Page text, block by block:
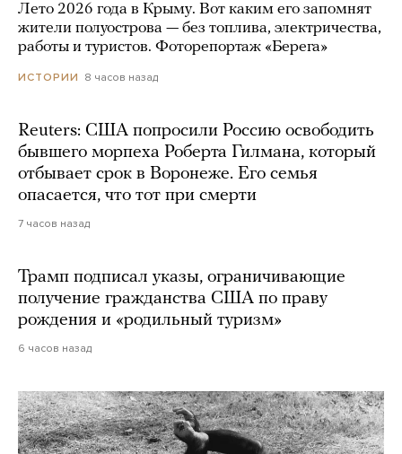
Лето 2026 года в Крыму. Вот каким его запомнят
жители полуострова — без топлива, электричества,
работы и туристов. Фоторепортаж «Берега»
ИСТОРИИ 8 часов назад
Reuters: США попросили Россию освободить
бывшего морпеха Роберта Гилмана, который
отбывает срок в Воронеже. Его семья
опасается, что тот при смерти
7 часов назад
Трамп подписал указы, ограничивающие
получение гражданства США по праву
рождения и «родильный туризм»
6 часов назад